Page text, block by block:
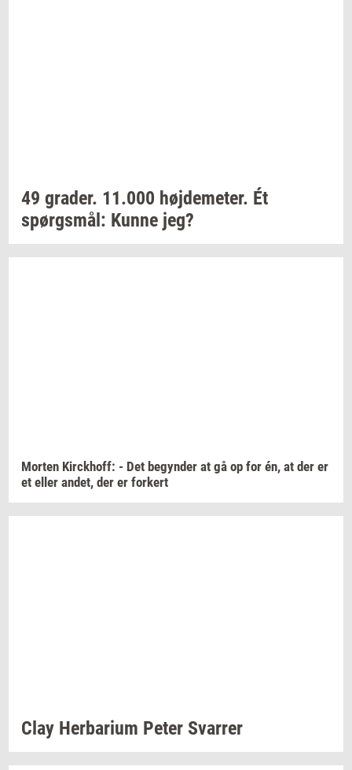
49 gra­der. 11.000 høj­de­me­ter. Ét
spørgs­mål: Kunne jeg?
Mor­ten Kirck­hoff: - Det be­gyn­der at gå op for én, at der er
et eller andet, der er for­kert
Clay Her­ba­ri­um Peter Svar­rer